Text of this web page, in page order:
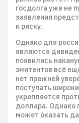
госдолга уже не
заявления
к риску.
Однако для
являются
появились
эмитентов всё
нет прежней
поступать
укрепляется
доллара. Однако
может оказать